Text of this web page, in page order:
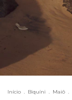
Início . Biquíni . Maiô .